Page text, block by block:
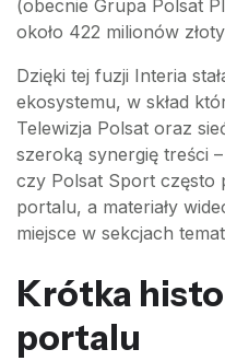
(obecnie Grupa Polsat
około 422 milionów
Dzięki tej fuzji Interia
ekosystemu, w skład
Telewizja Polsat oraz
szeroką synergię treści
czy Polsat Sport często
portalu, a materiały
miejsce w sekcjach
Krótka
portalu